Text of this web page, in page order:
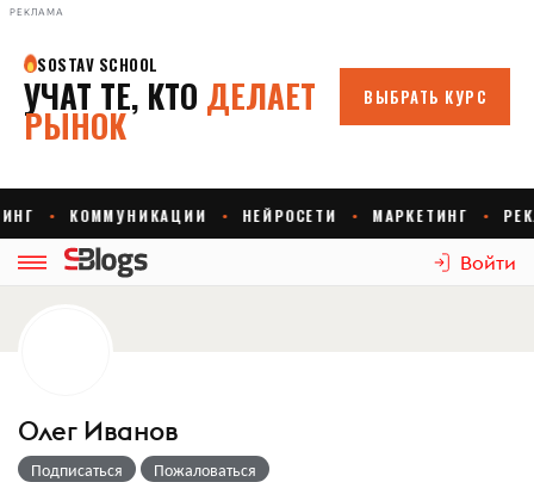
РЕКЛАМА
Войти
Олег Иванов
Подписаться Пожаловаться